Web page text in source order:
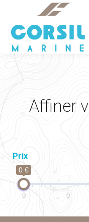
Affiner
Prix
0 €
0 0